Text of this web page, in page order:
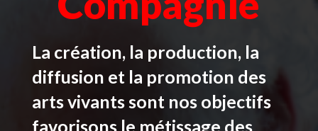
La création, la production, la
diffusion et la promotion des
arts vivants sont nos objectifs
favorisons le métissage des